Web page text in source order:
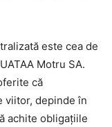
este cea de
Motru SA.
că
viitor, depinde în
achite obligațiile